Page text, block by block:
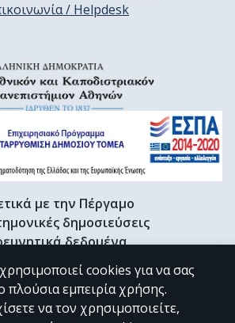
/ Helpdesk
με την Πέργαμο
δημοσιεύσεις
δεδομένα
& Γκρίζα βιβλιογραφία
Προφίλ Ερευνητή
cookies για να σας
πλούσια εμπειρία χρήσης.
να τον χρησιμοποιείτε,